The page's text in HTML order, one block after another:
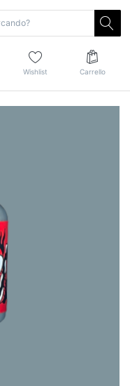
Wishlist Carrello